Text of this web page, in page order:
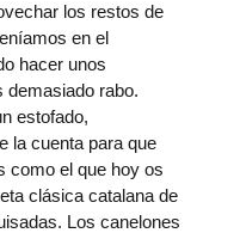
los restos de
en el
hacer unos
demasiado rabo.
estofado,
la cuenta para que
como el que hoy os
clásica catalana de
Los canelones